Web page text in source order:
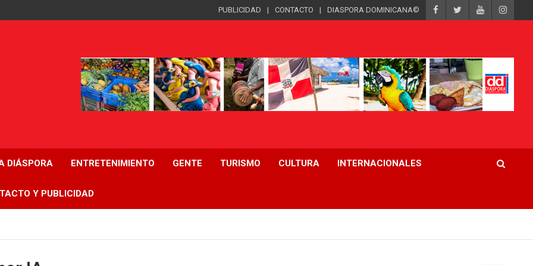
PUBLICIDAD CONTACTO DIASPORA DOMINICANA©
DIÁSPORA ENTRETENIMIENTO GENTE TURISMO CULTURA INTERNACIONALES
Y PUBLICIDAD